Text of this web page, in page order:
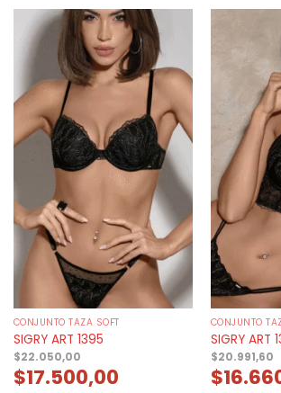
CONJUNTO TAZA SOFT
SIGRY ART 1395
$22.050,00
$17.500,00
CONJUNTO
SIGRY ART
$20.991,60
$